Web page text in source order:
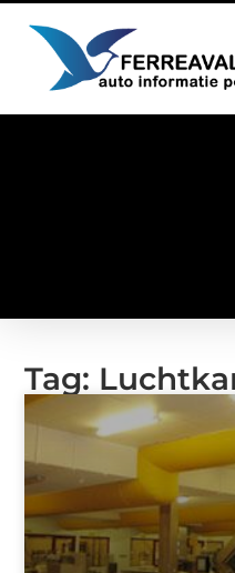
Tag: